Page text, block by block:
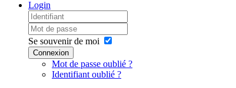
Login
Se souvenir de moi
Connexion
Mot de passe oublié ?
Identifiant oublié ?